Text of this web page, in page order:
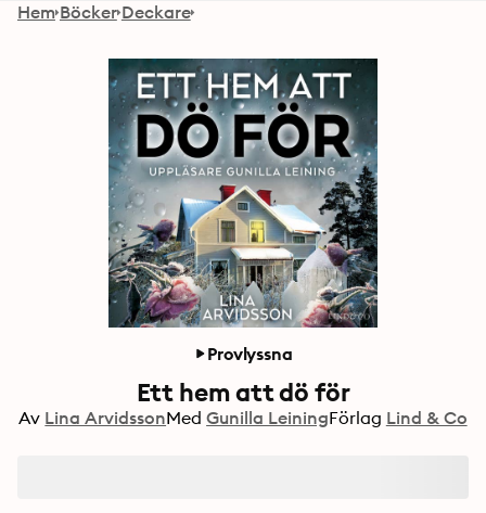
Hem Böcker Deckare
Provlyssna
Ett hem att dö för
Av Lina ArvidssonMed Gunilla LeiningFörlag Lind & Co